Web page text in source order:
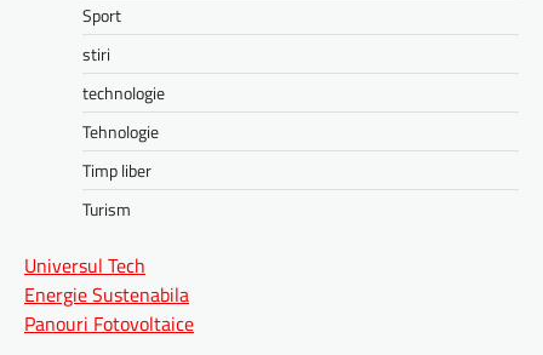
Sport
stiri
technologie
Tehnologie
Timp liber
Turism
Universul Tech
Energie Sustenabila
Panouri Fotovoltaice